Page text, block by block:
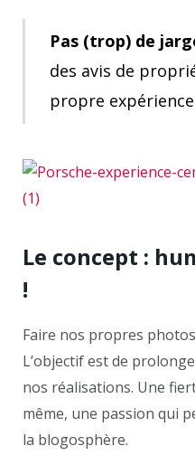
Pas (trop) de
des avis de
propre
Le concept :
!
Faire nos propres
L’objectif est de
nos réalisations. Une
même, une passion qui
la blogosphère.